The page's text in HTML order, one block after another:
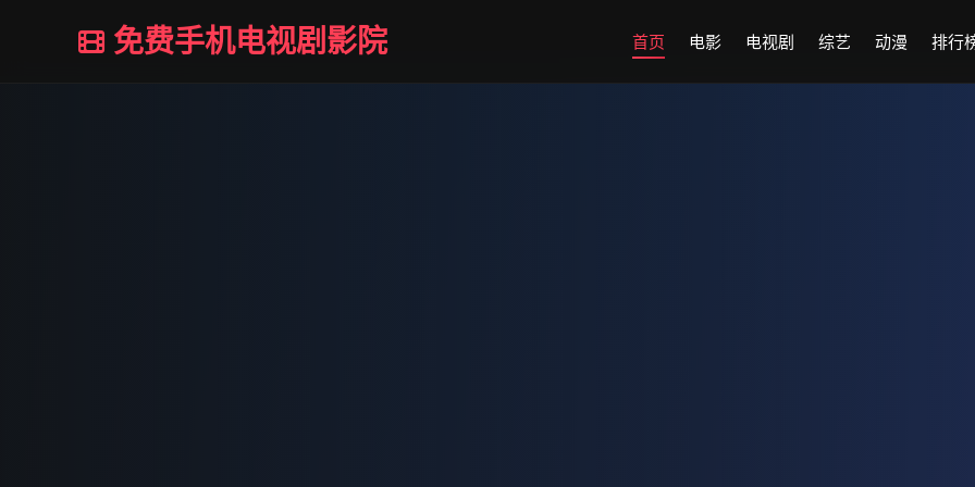
免费手机电视剧影院 首页 电影 电视剧 综艺 动漫 排行